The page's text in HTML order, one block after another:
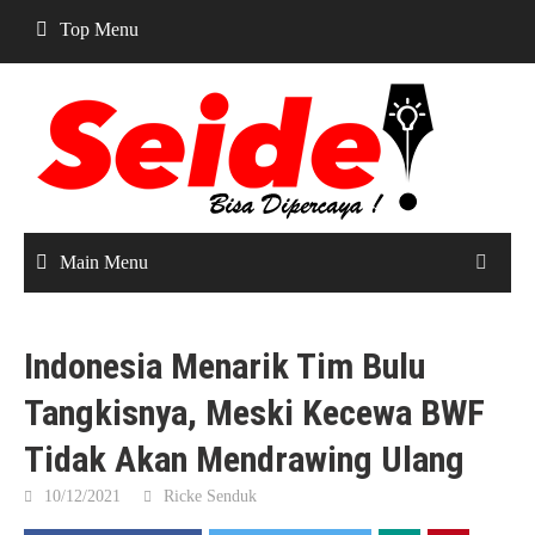
content
Top Menu
Main Menu
Indonesia Menarik Tim Bulu
Tangkisnya, Meski Kecewa BWF
Tidak Akan Mendrawing Ulang
10/12/2021 Ricke Senduk